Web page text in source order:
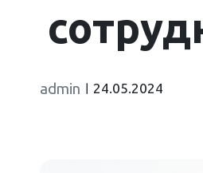
admin 24.05.2024